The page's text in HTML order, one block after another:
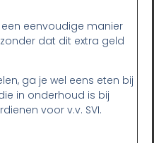
een eenvoudige manier
dat dit extra geld
ga je wel eens eten bij
in onderhoud is bij
voor v.v. SVI.